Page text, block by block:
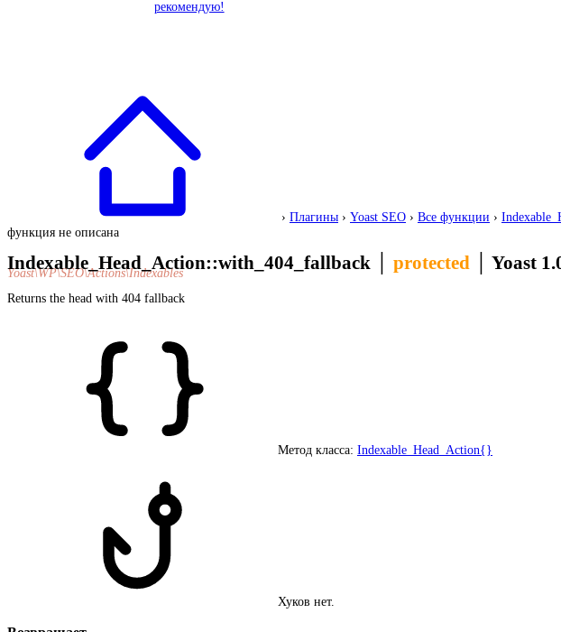
› Плагины › Yoast SEO › Все функции ›
функция не описана
Yoast\WP\SEO\Actions\Indexables
Indexable_Head_Action::with_404_fallback protected Yoast
Returns the head with 404 fallback
Метод класса: Indexable_Head_Action{}
Хуков нет.